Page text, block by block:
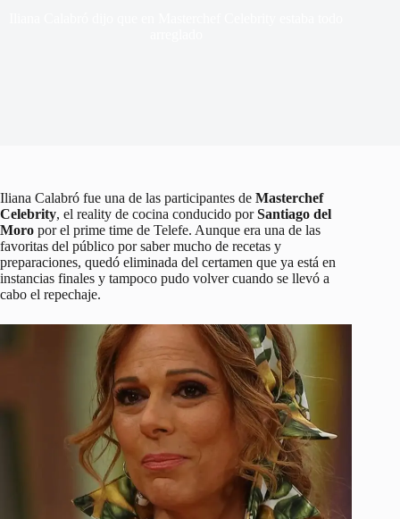
Iliana Calabró fue una de las participantes de Masterchef
Celebrity, el reality de cocina conducido porSantiago del
Moro por el prime time de Telefe. Aunque era una de las
favoritas del público por saber mucho de recetas y
preparaciones, quedó eliminada del certamen que ya está en
instancias finales y tampoco pudo volver cuando se llevó a
cabo el repechaje.